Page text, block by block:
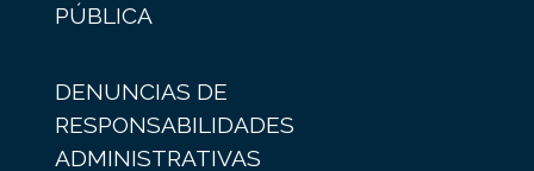
PÚBLICA
DENUNCIAS DE
RESPONSABILIDADES
ADMINISTRATIVAS